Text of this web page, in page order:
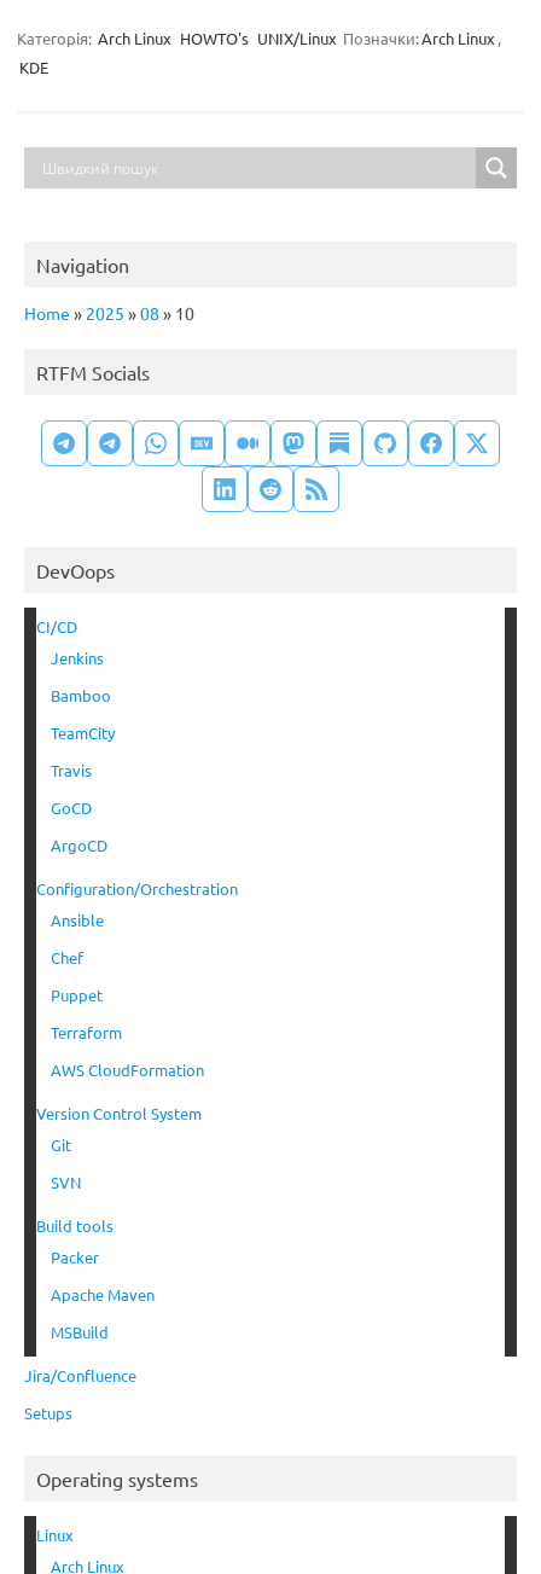
Категорія: Arch Linux HOWTO's UNIX/Linux Позначки:Arch Linux ,
KDE
Navigation
Home » 2025 »08 » 10
RTFM Socials
DevOops
CI/CD
Jenkins
Bamboo
TeamCity
Travis
GoCD
ArgoCD
Configuration/Orchestration
Ansible
Chef
Puppet
Terraform
AWS CloudFormation
Version Control System
Git
SVN
Build tools
Packer
Apache Maven
MSBuild
Jira/Confluence
Setups
Operating systems
Linux
Arch Linux